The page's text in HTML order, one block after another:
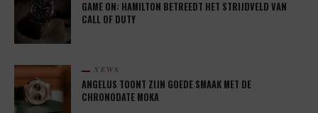
GAME ON: HAMILTON BETREEDT HET STRIJDVELD VAN
CALL OF DUTY
NEWS
ANGELUS TOONT ZIJN GOEDE SMAAK MET DE
CHRONODATE MOKA